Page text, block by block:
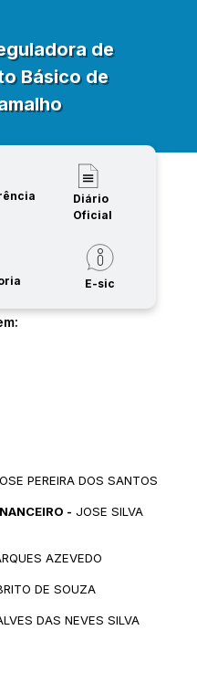
de
Básico de
Diário
Oficial
E-sic
PEREIRA DOS SANTOS
- JOSE SILVA
AZEVEDO
DE SOUZA
DAS NEVES SILVA